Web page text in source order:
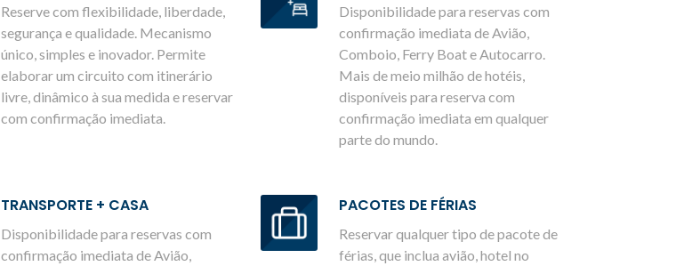
Reserve com flexibilidade, liberdade,
segurança e qualidade. Mecanismo
único, simples e inovador. Permite
elaborar um circuito com itinerário
livre, dinâmico à sua medida e reservar
com confirmação imediata.
Disponibilidade para reservas com
confirmação imediata de Avião,
Comboio, Ferry Boat e Autocarro.
Mais de meio milhão de hotéis,
disponíveis para reserva com
confirmação imediata em qualquer
parte do mundo.
TRANSPORTE + CASA
Disponibilidade para reservas com
confirmação imediata de Avião,
PACOTES DE FÉRIAS
Reservar qualquer tipo de pacote de
férias, que inclua avião, hotel no